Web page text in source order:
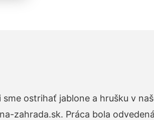
sme ostrihať jablone a hrušku v
zahrada.sk. Práca bola